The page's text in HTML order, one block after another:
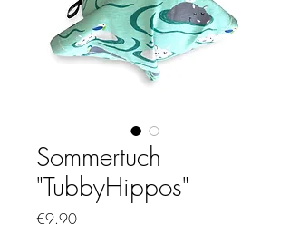
Sommertuch
"TubbyHippos"
€9.90Price